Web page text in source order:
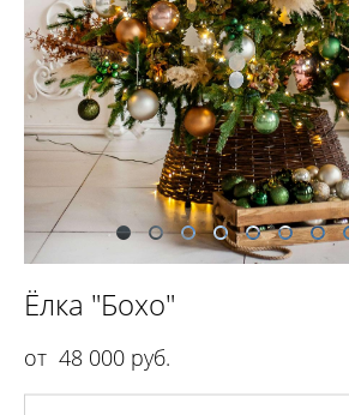
Ёлка "Бохо"
от 48 000 pуб.